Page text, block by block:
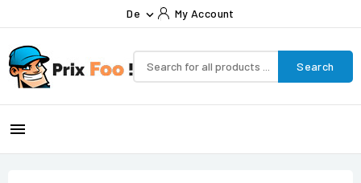
De  My Account
Search
